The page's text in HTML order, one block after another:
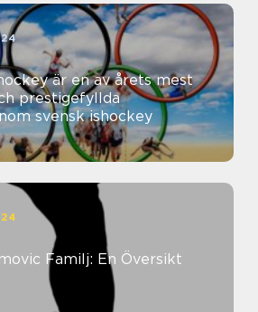
är en av årets mest
prestigefyllda
svensk ishockey
Familj: En Översikt